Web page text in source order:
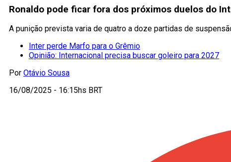
Ronaldo pode ficar fora dos próximos duelos do
A punição prevista varia de quatro a doze partidas de
Inter perde Marfo para o Grêmio
Opinião: Internacional precisa buscar goleiro para 2027
Por Otávio Sousa
16/08/2025 - 16:15hs BRT